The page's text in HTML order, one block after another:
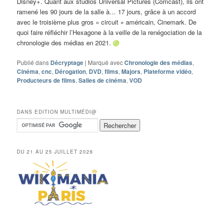
ramené les 90 jours de la salle à… 17 jours, grâce à un accord
avec le troisième plus gros « circuit » américain, Cinemark. De
quoi faire réfléchir l’Hexagone à la veille de la renégociation de la
chronologie des médias en 2021. @
Publié dans Décryptage | Marqué avecChronologie des médias,
Cinéma,cnc, Dérogation, DVD,films,Majors, Plateforme vidéo,
Producteurs de films,Salles de cinéma,VOD
DANS EDITION MULTIMÉDI@
DU 21 AU 25 JUILLET 2026